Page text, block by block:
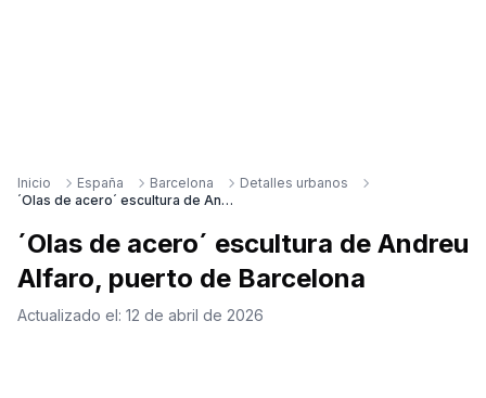
Inicio España Barcelona
Detalles urbanos
´Olas de acero´ escultura de Andreu Alfaro, puerto de Barcelona
´Olas de acero´ escultura de Andreu
Alfaro, puerto de Barcelona
Actualizado el: 12 de abril de 2026